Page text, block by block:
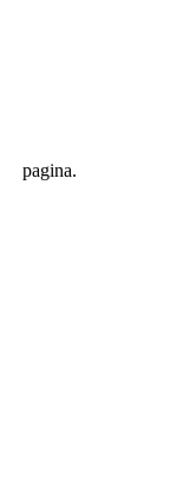
pagina.